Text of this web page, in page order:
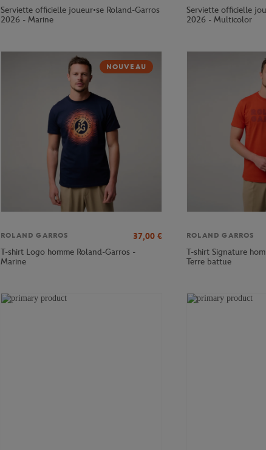
Serviette officielle joueur•se Roland-Garros
2026 - Marine
Serviette officielle
2026 - Multicolor
NOUVEAU
ROLAND GARROS 37,00 €
T-shirt Logo homme Roland-Garros -
Marine
ROLAND GARROS
T-shirt Signature
Terre battue